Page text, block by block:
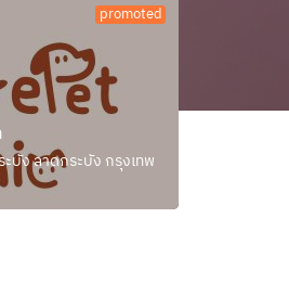
promoted
บัง ลาดกระบัง กรุงเทพ